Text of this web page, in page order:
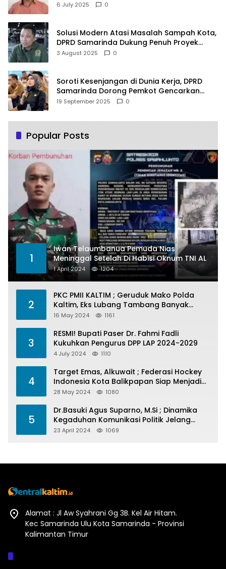
Pusat Logistik Bencana Kalimantan
6 July 2025 0
Solusi Modern Atasi Masalah Sampah Kota,
DPRD Samarinda Dukung Penuh Proyek
PLTSA
3 August 2025 0
Soroti Kesenjangan di Dunia Kerja, DPRD
Samarinda Dorong Pemkot Gencarkan
Pemberdayaan Perempuan
19 September 2025 0
Popular Posts
1
Iwan Telaumbanua Pemuda Nias
Meninggal Setelah Di Habisi Oknum TNI AL
1 April 2024 1204
2
PKC PMII KALTIM ; Geruduk Mako Polda
Kaltim, Eks Lubang Tambang Banyak
Menelan Korban
16 May 2024 1161
3
RESMI! Bupati Paser Dr. Fahmi Fadli
Kukuhkan Pengurus DPP LAP 2024-2029
4 July 2024 1110
4
Target Emas, Alkuwait ; Federasi Hockey
Indonesia Kota Balikpapan Siap Menjadi
Barometer Prestasi Di Kaltim
28 May 2024 1080
5
Dr.Basuki Agus Suparno, M.Si ; Dinamika
Kegaduhan Komunikasi Politik Jelang
Pesta Politik 2024
23 April 2024 1069
Alamat : Jl Aw Syahrani Gg 3B. Kel Air Hitam.
Kec Samarinda Ulu Kota Samarinda - Provinsi
Kalimantan Timur